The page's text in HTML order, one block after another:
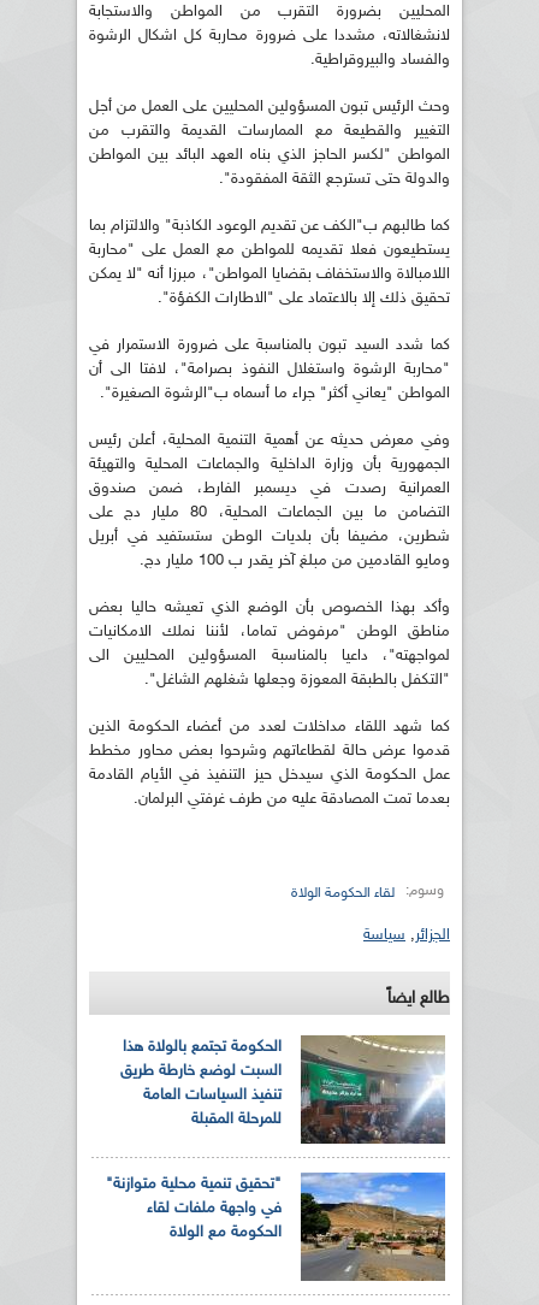
المحليين بضرورة التقرب من المواطن والاستجابة
لانشغالاته، مشددا على ضرورة محاربة كل اشكال الرشوة
والفساد والبيروقراطية.
وحث الرئيس تبون المسؤولين المحليين على العمل من أجل
التغيير والقطيعة مع الممارسات القديمة والتقرب من
المواطن "لكسر الحاجز الذي بناه العهد البائد بين المواطن
والدولة حتى تسترجع الثقة المفقودة".
كما طالبهم ب"الكف عن تقديم الوعود الكاذبة" والالتزام بما
يستطيعون فعلا تقديمه للمواطن مع العمل على "محاربة
اللامبالاة والاستخفاف بقضايا المواطن"، مبرزا أنه "لا يمكن
تحقيق ذلك إلا بالاعتماد على "الاطارات الكفؤة".
كما شدد السيد تبون بالمناسبة على ضرورة الاستمرار في
"محاربة الرشوة واستغلال النفوذ بصرامة"، لافتا الى أن
المواطن "يعاني أكثر" جراء ما أسماه ب"الرشوة الصغيرة".
وفي معرض حديثه عن أهمية التنمية المحلية، أعلن رئيس
الجمهورية بأن وزارة الداخلية والجماعات المحلية والتهيئة
العمرانية رصدت في ديسمبر الفارط، ضمن صندوق
التضامن ما بين الجماعات المحلية، 80 مليار دج على
شطرين، مضيفا بأن بلديات الوطن ستستفيد في أبريل
ومايو القادمين من مبلغ آخر يقدر ب 100 مليار دج.
وأكد بهذا الخصوص بأن الوضع الذي تعيشه حاليا بعض
مناطق الوطن "مرفوض تماما، لأننا نملك الامكانيات
لمواجهته"، داعيا بالمناسبة المسؤولين المحليين الى
"التكفل بالطبقة المعوزة وجعلها شغلهم الشاغل".
كما شهد اللقاء مداخلات لعدد من أعضاء الحكومة الذين
قدموا عرض حالة لقطاعاتهم وشرحوا بعض محاور مخطط
عمل الحكومة الذي سيدخل حيز التنفيذ في الأيام القادمة
بعدما تمت المصادقة عليه من طرف غرفتي البرلمان.
وسوم: لقاء الحكومة الولاة
الجزائر, سياسة
طالع ايضاً
الحكومة تجتمع بالولاة هذا
السبت لوضع خارطة طريق
تنفيذ السياسات العامة
للمرحلة المقبلة
"تحقيق تنمية محلية متوازنة"
في واجهة ملفات لقاء
الحكومة مع الولاة